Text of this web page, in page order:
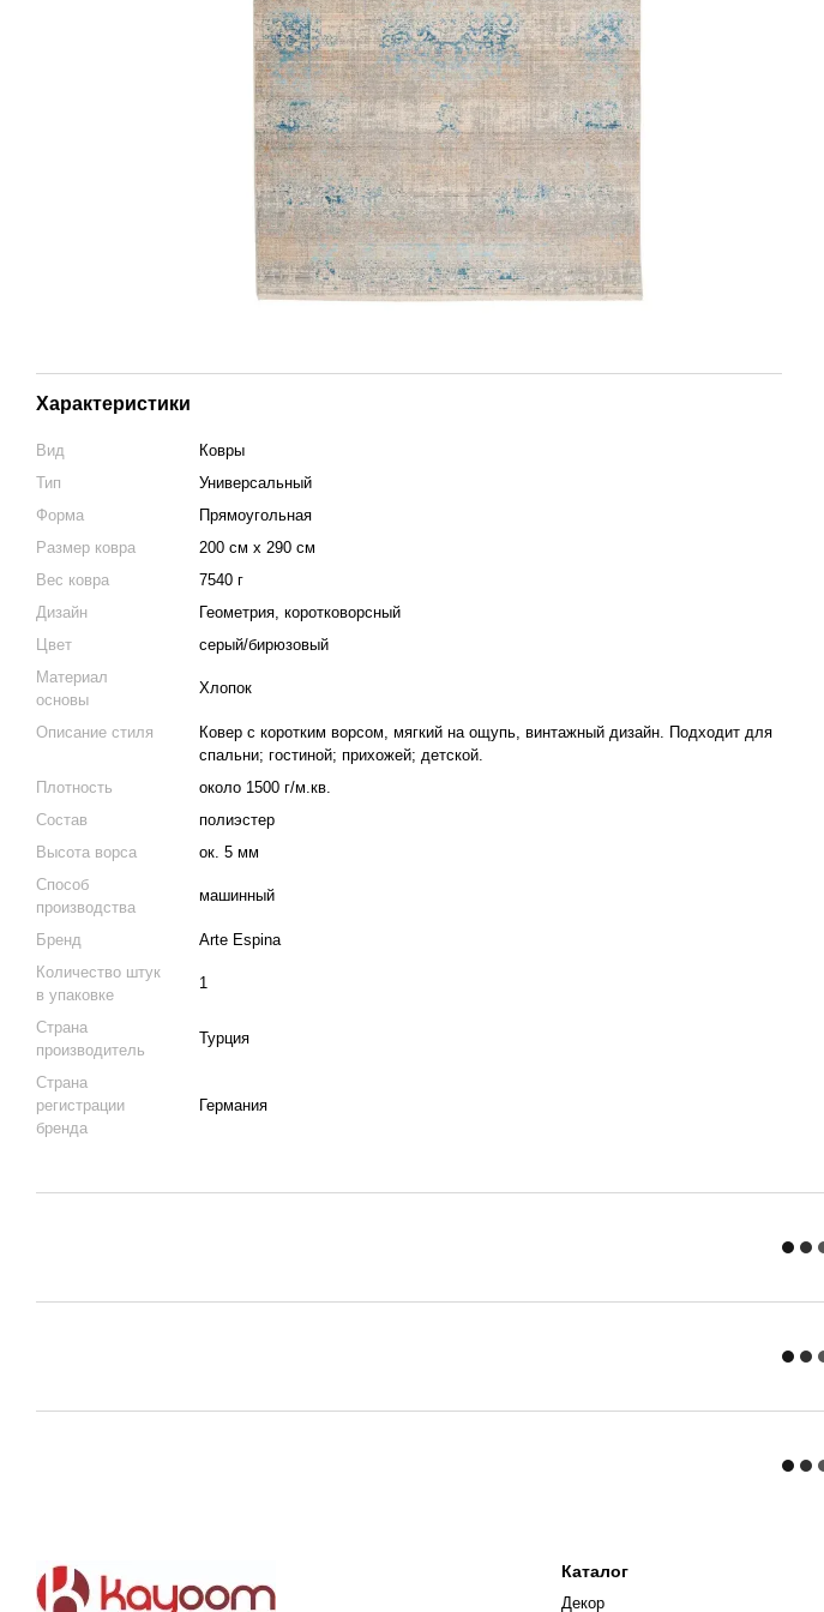
Характеристики
Вид
Ковры
Тип
Универсальный
Форма
Прямоугольная
Размер ковра
200 см x 290 см
Вес ковра
7540 г
Дизайн
Геометрия, коротковорсный
Цвет
серый/бирюзовый
Материал
основы
Хлопок
Описание стиля
Ковер с коротким ворсом, мягкий на ощупь, винтажный дизайн. Подходит для
спальни; гостиной; прихожей; детской.
Плотность
около 1500 г/м.кв.
Состав
полиэстер
Высота ворса
ок. 5 мм
Способ
производства
машинный
Бренд
Arte Espina
Количество штук
в упаковке
1
Страна
производитель
Турция
Страна
регистрации
бренда
Германия
Каталог
Декор